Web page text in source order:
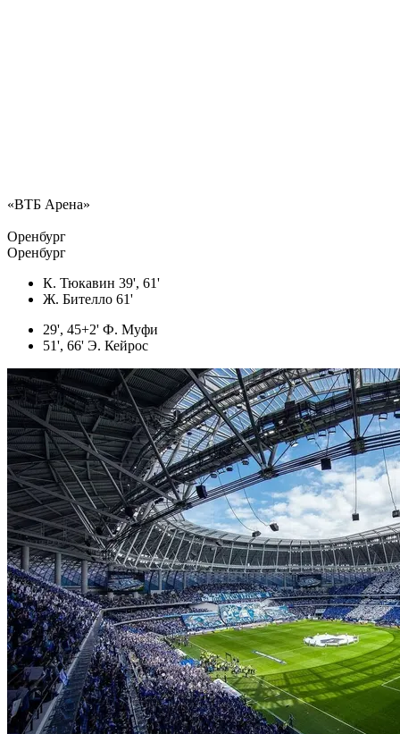
«ВТБ Арена»
Оренбург
Оренбург
К. Тюкавин 39', 61'
Ж. Бителло 61'
29', 45+2' Ф. Муфи
51', 66' Э. Кейрос